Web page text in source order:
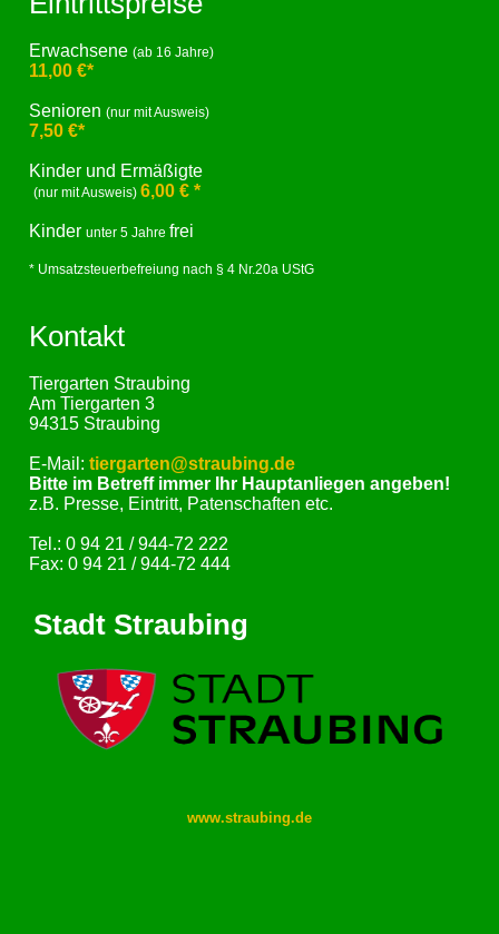
Erwachsene(ab 16 Jahre)
11,00 €*
Senioren(nur mit Ausweis)
7,50 €*
Kinder und Ermäßigte
(nur mit Ausweis)6,00 € *
Kinderunter 5 Jahrefrei
* Umsatzsteuerbefreiung nach § 4 Nr.20a UStG
Kontakt
Tiergarten Straubing
Am Tiergarten 3
94315 Straubing
E-Mail:tiergarten@straubing.de
Bitte im Betreff immer Ihr Hauptanliegen angeben!
z.B. Presse, Eintritt, Patenschaften etc.
Tel.: 0 94 21 / 944-72 222
Fax: 0 94 21 / 944-72 444
Stadt Straubing
www.straubing.de